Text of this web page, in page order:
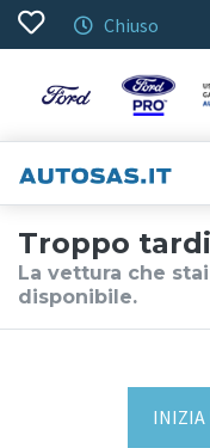
Chiuso
Troppo
La vettura che
disponibile.
INIZIA